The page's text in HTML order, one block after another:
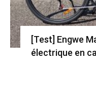
[Test] Engwe
électrique en